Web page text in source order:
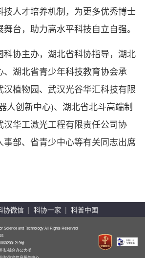
人才培养机制，为更多优秀博士
台，助力高水平科技自立自强。
科协主办，湖北省科协指导，湖北
、湖北省青少年科技教育协会承
汉植物园、武汉光谷华汇科技有限
人创新中心)、湖北省北斗高端制
汉华工激光工程有限责任公司协
事部、省青少中心等有关同志出席
协微信 | 科协一家 | 科普中国
Science and Technology All Rights Reserved
号
协综合办公大楼